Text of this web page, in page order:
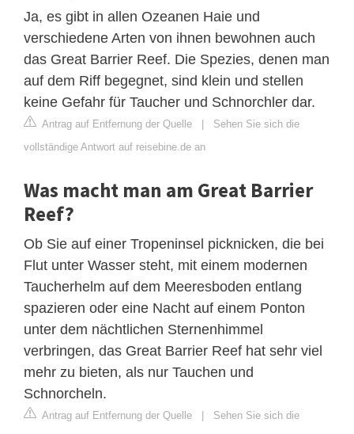
Ja, es gibt in allen Ozeanen Haie und
verschiedene Arten von ihnen bewohnen auch
das Great Barrier Reef. Die Spezies, denen man
auf dem Riff begegnet, sind klein und stellen
keine Gefahr für Taucher und Schnorchler dar.
Antrag auf Entfernung der Quelle | Sehen Sie sich die
vollständige Antwort auf reisebine.de an
Was macht man am Great Barrier
Reef?
Ob Sie auf einer Tropeninsel picknicken, die bei
Flut unter Wasser steht, mit einem modernen
Taucherhelm auf dem Meeresboden entlang
spazieren oder eine Nacht auf einem Ponton
unter dem nächtlichen Sternenhimmel
verbringen, das Great Barrier Reef hat sehr viel
mehr zu bieten, als nur Tauchen und
Schnorcheln.
Antrag auf Entfernung der Quelle | Sehen Sie sich die